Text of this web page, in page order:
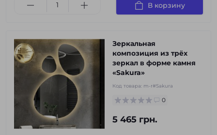
В корзину
Зеркальная
композиция из трёх
зеркал в форме камня
«Sakura»
Код товара: m-r#Sakura
0
5 465 грн.